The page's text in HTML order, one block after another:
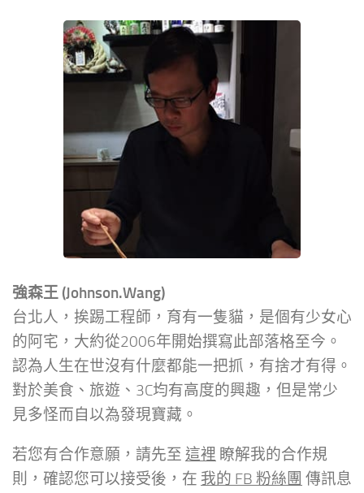
強森王 (Johnson.Wang)
台北人，挨踢工程師，育有一隻貓，是個有少女心
的阿宅，大約從2006年開始撰寫此部落格至今。
認為人生在世沒有什麼都能一把抓，有捨才有得。
對於美食、旅遊、3C均有高度的興趣，但是常少
見多怪而自以為發現寶藏。
若您有合作意願，請先至 這裡 瞭解我的合作規
則，確認您可以接受後，在 我的 FB 粉絲團 傳訊息